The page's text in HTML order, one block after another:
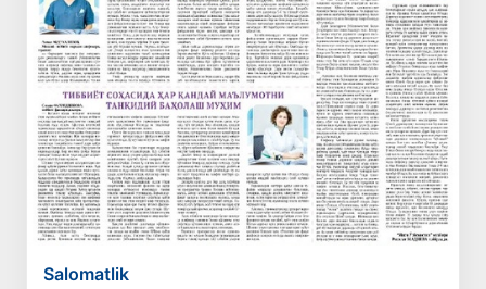
Salomatlik